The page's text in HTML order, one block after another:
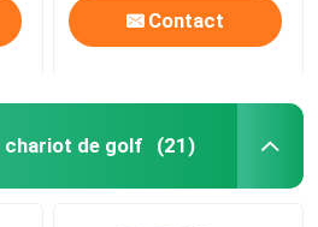
Contact
chariot de golf (21)